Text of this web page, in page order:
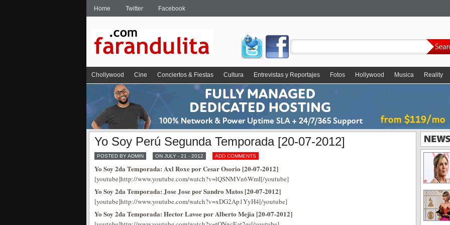
Home Twitter Facebook
Chollywood Cine Conciertos & Fiestas Cultura Entrevistas y Reportajes Fotos Hollywood Musica Reality
Yo Soy Perú Segunda Temporada [20-07-2012]
POSTED BY ADMIN ON JULY - 21 - 2012 ADD COMMENTS
Yo Soy 2da Temporada: Axl Roxe por Cesar Osorio [20-07-2012]
[youtube]http://www.youtube.com/watch?v=lQSNMVn6WmI[/youtube]
Yo Soy 2da Temporada: Jose Jose por Sandro Matos [20-07-2012]
[youtube]http://www.youtube.com/watch?v=xDG2Ap1YyH4[/youtube]
Yo Soy 2da Temporada: Hector Lavoe por Alberto Mejia [20-07-2012]